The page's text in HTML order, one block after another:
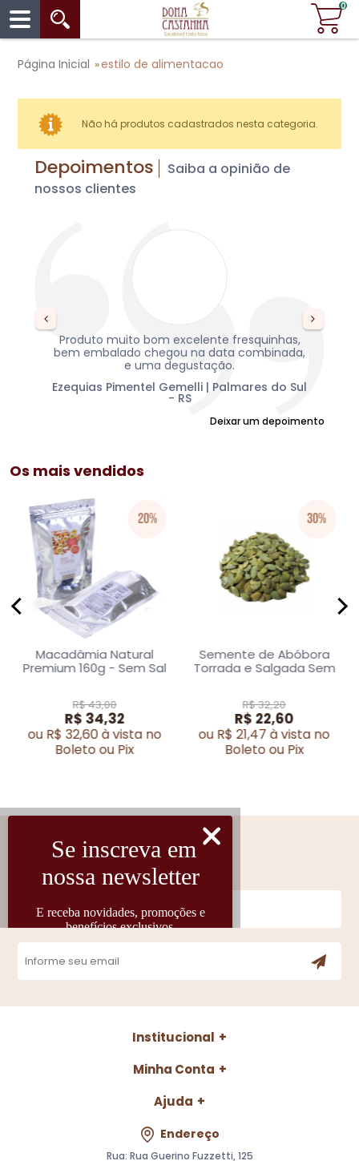
0
Página Inicial »estilo de alimentacao
Não há produtos cadastrados nesta categoria.
Depoimentos
Saiba a opinião de
nossos clientes
Produto muito bom excelente fresquinhas,
bem embalado chegou na data combinada,
e uma degustação.
Ezequias Pimentel Gemelli | Palmares do Sul
- RS
Deixar um depoimento
Os mais vendidos
20%
Macadâmia Natural
Premium 160g - Sem Sal
R$ 43,00
R$ 34,32
ou R$ 32,60 à vista no
Boleto ou Pix
30%
Semente de Abóbora
Torrada e Salgada Sem
R$ 32,20
R$ 22,60
ou R$ 21,47 à vista no
Boleto ou Pix
Cadastre-se
Fique por dentro das novidades
Institucional
Minha Conta
Ajuda
Endereço
Rua: Rua Guerino Fuzzetti, 125